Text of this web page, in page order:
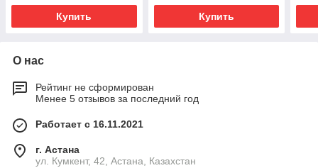
Купить Купить
О нас
Рейтинг не сформирован
Менее 5 отзывов за последний год
Работает с 16.11.2021
г. Астана
ул. Кумкент, 42, Астана, Казахстан